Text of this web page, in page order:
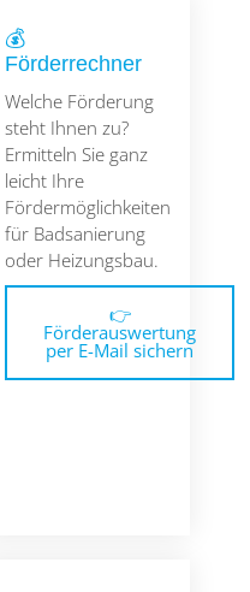
💰
Förderrechner
Welche Förderung
steht Ihnen zu?
Ermitteln Sie ganz
leicht Ihre
Fördermöglichkeiten
für Badsanierung
oder Heizungsbau.
👉
Förderauswertung
per E-Mail sichern